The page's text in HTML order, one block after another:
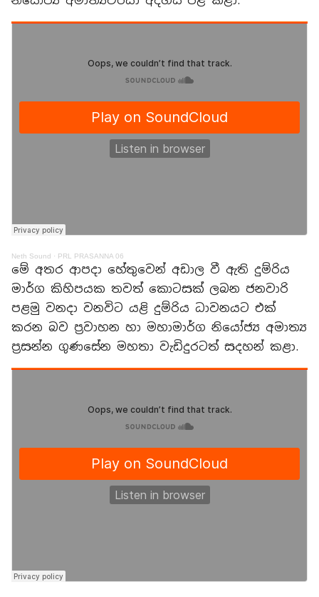
Neth Sound · PRL PRASANNA 06
මේ අතර ආපදා හේතුවෙන් අඩාල වී ඇති දුම්රිය
මාර්ග කිහිපයක තවත් කොටසක් ලබන ජනවාරි
පළමු වනදා වනවිට යළි දුම්රිය ධාවනයට එක්
කරන බව ප්‍රවාහන හා මහාමාර්ග නියෝජ්‍ය අමාත්‍ය
ප්‍රසන්න ගුණසේන මහතා වැඩිදුරටත් සදහන් කළා.